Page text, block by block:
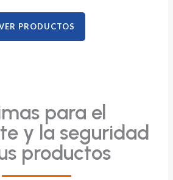
PRODUCTOS
para el
y la seguridad
productos